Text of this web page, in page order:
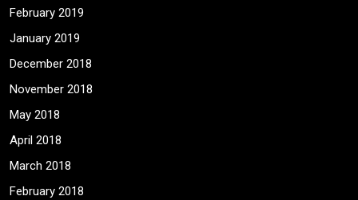
February 2019
January 2019
December 2018
November 2018
May 2018
April 2018
March 2018
February 2018